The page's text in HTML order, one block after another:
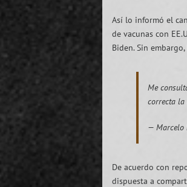
Así lo informó el
de vacunas con
Biden. Sin
Me
correcta la
— Marcelo
De acuerdo con
dispuesta a